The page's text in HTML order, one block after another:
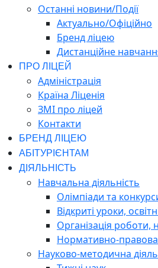
Останні новини/Події
Актуально/Офіційно
Бренд ліцею
Дистанційне
ПРО ЛІЦЕЙ
Адміністрація
Країна Ліценія
ЗМІ про ліцей
Контакти
БРЕНД ЛІЦЕЮ
АБІТУРІЄНТАМ
ДІЯЛЬНІСТЬ
Навчальна діяльність
Олімпіади та
Відкриті уроки,
Організація роботи,
Нормативно-правова
Науково-методична